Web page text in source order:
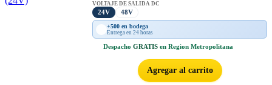
VOLTAJE DE SALIDA DC
24V 48V
+500 en bodega
Entrega en 24 horas
Despacho GRATIS en Region Metropolitana
Agregar al carrito